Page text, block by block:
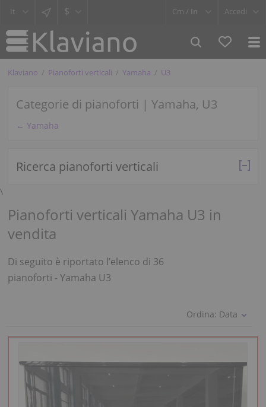
$ Cm / In Accedi
Klaviano Pianoforti verticali Yamaha U3
Categorie di pianoforti | Yamaha, U3
← Yamaha
Ricerca pianoforti verticali
\
Pianoforti verticali Yamaha U3 in
vendita
Di seguito è riportato l’elenco di 36
pianoforti - Yamaha U3
Ordina: Data